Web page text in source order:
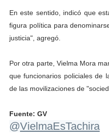
Fortaleciendo la
Campo Elías consolida
Fundecem inició con
El Lactario del Iahula
Inicia el plan vacacional
En este sentido, indicó que
figura política para
justicia", agregó.
Por otra parte, Vielma Mora
que funcionarios policiales de
de las movilizaciones de
Fuente: GV
@VielmaEsTachira